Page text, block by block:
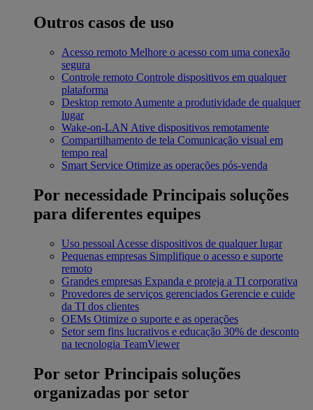
Outros casos de uso
Acesso remoto Melhore o acesso com uma conexão
segura
Controle remoto Controle dispositivos em qualquer
plataforma
Desktop remoto Aumente a produtividade de qualquer
lugar
Wake-on-LAN Ative dispositivos remotamente
Compartilhamento de tela Comunicação visual em
tempo real
Smart Service Otimize as operações pós-venda
Por necessidade Principais soluções
para diferentes equipes
Uso pessoal Acesse dispositivos de qualquer lugar
Pequenas empresas Simplifique o acesso e suporte
remoto
Grandes empresas Expanda e proteja a TI corporativa
Provedores de serviços gerenciados Gerencie e cuide
da TI dos clientes
OEMs Otimize o suporte e as operações
Setor sem fins lucrativos e educação 30% de desconto
na tecnologia TeamViewer
Por setor Principais soluções
organizadas por setor